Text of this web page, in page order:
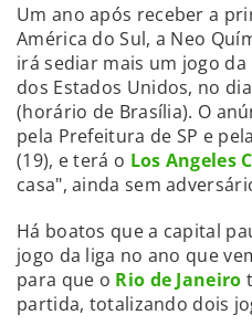
Um ano após receber a
América do Sul, a Neo
irá sediar mais um jogo
dos Estados Unidos, no
(horário de Brasília). O
pela Prefeitura de SP e
(19), e terá o Los Angeles
casa", ainda sem
Há boatos que a capital
jogo da liga no ano que
para que o Rio de Janeiro
partida, totalizando dois